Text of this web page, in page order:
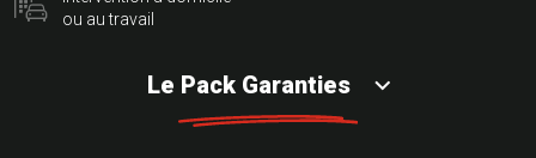
ou au travail
Le Pack Garanties